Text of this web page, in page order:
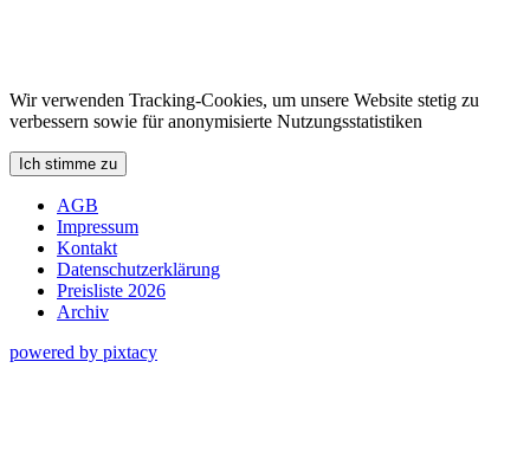
Wir verwenden Tracking-Cookies, um unsere Website stetig zu
verbessern sowie für anonymisierte Nutzungsstatistiken
Ich stimme zu
AGB
Impressum
Kontakt
Datenschutzerklärung
Preisliste 2026
Archiv
powered by pixtacy